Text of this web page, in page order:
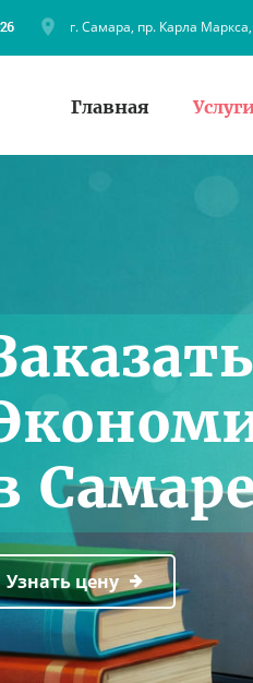
г. Самара, пр. Карла
Главная
Узнать цену